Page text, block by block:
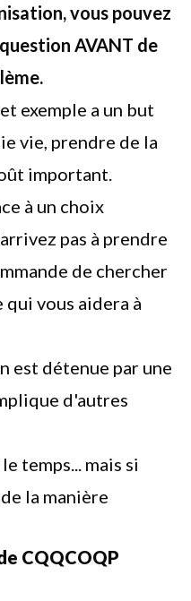
vous pouvez
AVANT de
exemple a un but
vie, prendre de la
important.
à un choix
pas à prendre
de chercher
vous aidera à
est détenue par une
d'autres
temps... mais si
la manière
CQQCOQP